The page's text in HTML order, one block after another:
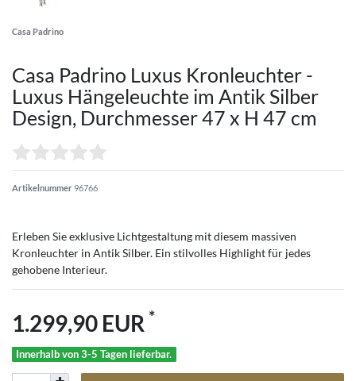
Casa Padrino
Casa Padrino Luxus Kronleuchter -
Luxus Hängeleuchte im Antik Silber
Design, Durchmesser 47 x H 47 cm
Artikelnummer 96766
Erleben Sie exklusive Lichtgestaltung mit diesem massiven
Kronleuchter in Antik Silber. Ein stilvolles Highlight für jedes
gehobene Interieur.
1.299,90 EUR *
Innerhalb von 3-5 Tagen lieferbar.